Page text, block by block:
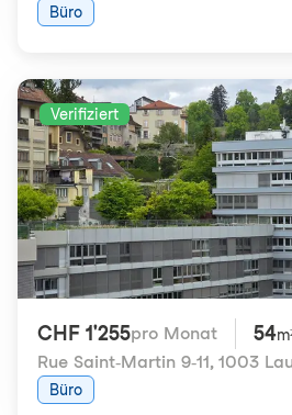
Büro
Verifiziert
CHF 1'255pro Monat 54
Rue Saint-Martin 9-11, 1003
Büro